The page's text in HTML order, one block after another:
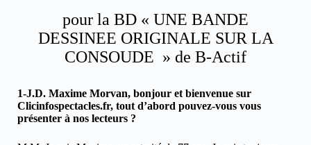
pour la BD « UNE BANDE
DESSINEE ORIGINALE SUR LA
CONSOUDE » de B-Actif
1-J.D. Maxime Morvan, bonjour et bienvenue sur
Clicinfospectacles.fr, tout d’abord pouvez-vous vous
présenter à nos lecteurs ?